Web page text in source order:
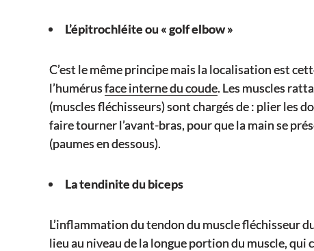
L’épitrochléite ou « golf elbow »
C’est le même principe mais la localisation est
l’humérusface interne du coude. Les muscles
(muscles fléchisseurs) sont chargés de : plier les
faire tourner l’avant-bras, pour que la main se
(paumes en dessous).
La tendinite du biceps
L’inflammation du tendon du muscle fléchisseur
lieu au niveau de la longue portion du muscle, qui